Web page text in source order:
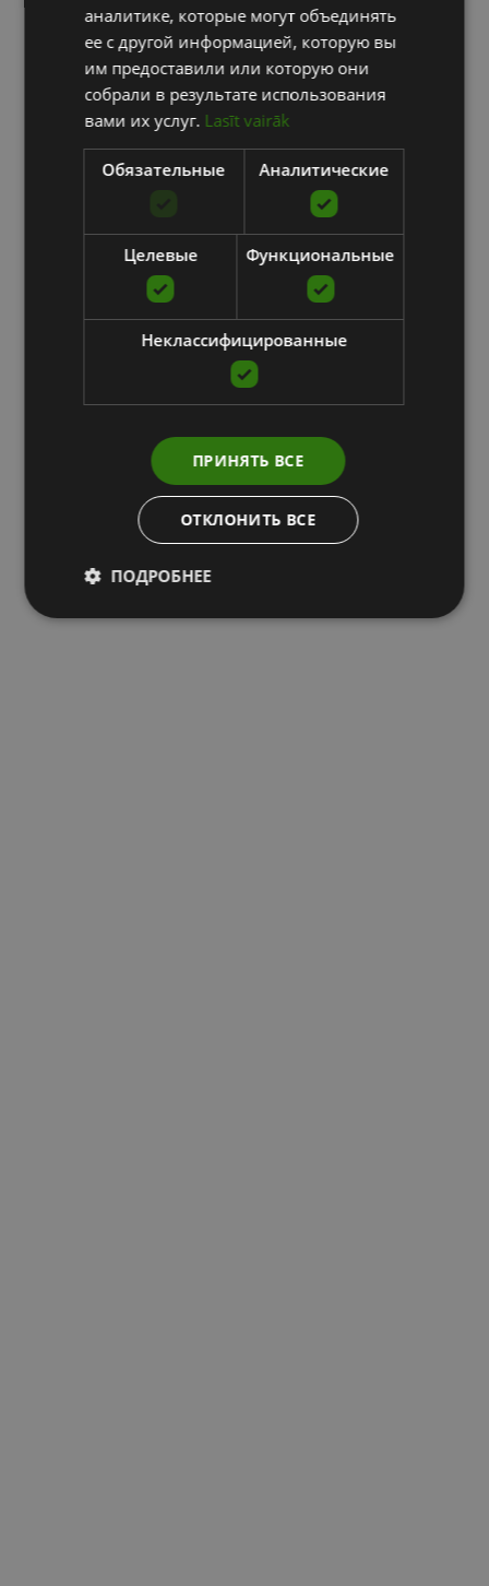
аналитике, которые могут объединять
ее с другой информацией, которую вы
им предоставили или которую они
собрали в результате использования
вами их услуг. Lasīt vairāk
Обязательные Аналитические
Целевые Функциональные
Неклассифицированные
ПРИНЯТЬ ВСЕ
ОТКЛОНИТЬ ВСЕ
ПОДРОБНЕЕ